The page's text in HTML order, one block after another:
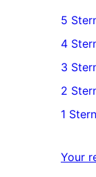
4 5-
5
0 4-
4
0 3-
3
0 2-
Sterne-
2
0 1-
1 Stern
Your